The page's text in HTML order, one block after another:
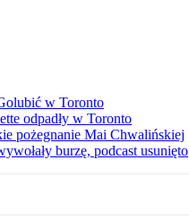
w Toronto
odpadły w Toronto
pożegnanie Mai Chwalińskiej
burzę, podcast usunięto